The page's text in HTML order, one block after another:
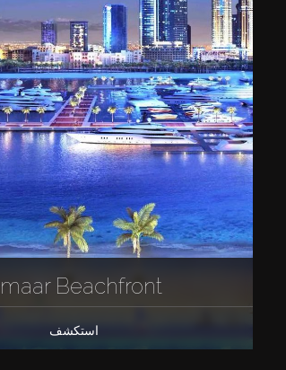
Beachfront
استكشف